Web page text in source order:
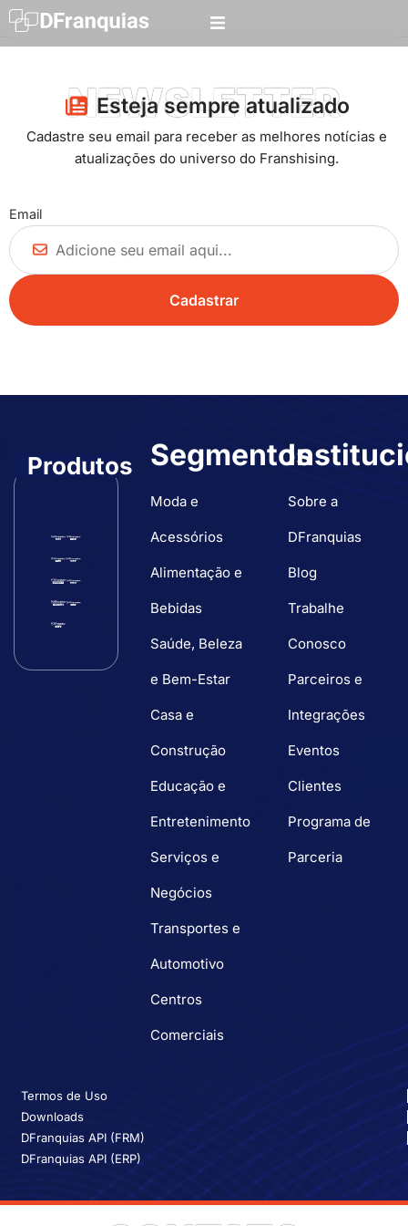
NEWSLETTER
Esteja sempre atualizado​
Cadastre seu email para receber as melhores notícias e
atualizações do universo do Franshising.
Email
Segmentos
Moda e
Acessórios
Alimentação e
Bebidas
Saúde, Beleza
e Bem-Estar
Casa e
Construção
Educação e
Entretenimento
Serviços e
Negócios
Transportes e
Automotivo
Centros
Comerciais
Produtos
Sobre a
DFranquias
Blog
Trabalhe
Conosco
Parceiros e
Integrações
Eventos
Clientes
Programa de
Parceria
Termos de Uso
Downloads
DFranquias API (FRM)
DFranquias API (ERP)